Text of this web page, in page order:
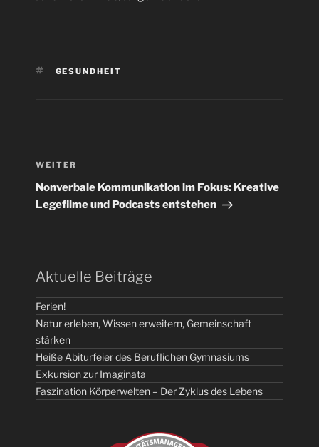
SCHLAGWÖRTER
GESUNDHEIT
Nächster
Beitrag
WEITER
Nonverbale Kommunikation im Fokus: Kreative
Legefilme und Podcasts entstehen
Aktuelle Beiträge
Ferien!
Natur erleben, Wissen erweitern, Gemeinschaft
stärken
Heiße Abiturfeier des Beruflichen Gymnasiums
Exkursion zur Imaginata
Faszination Körperwelten – Der Zyklus des Lebens